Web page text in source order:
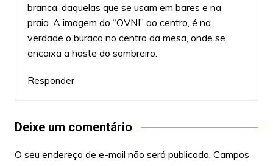
branca, daquelas que se usam em bares e na
praia. A imagem do “OVNI” ao centro, é na
verdade o buraco no centro da mesa, onde se
encaixa a haste do sombreiro.
Responder
Deixe um comentário
O seu endereço de e-mail não será publicado. Campos